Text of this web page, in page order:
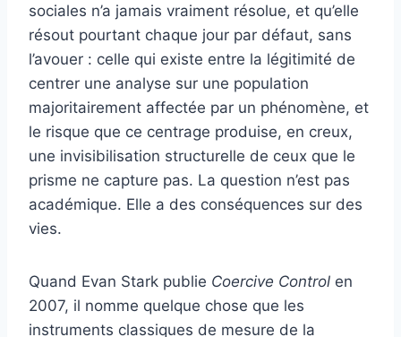
sociales n’a jamais vraiment résolue, et qu’elle
résout pourtant chaque jour par défaut, sans
l’avouer : celle qui existe entre la légitimité de
centrer une analyse sur une population
majoritairement affectée par un phénomène, et
le risque que ce centrage produise, en creux,
une invisibilisation structurelle de ceux que le
prisme ne capture pas. La question n’est pas
académique. Elle a des conséquences sur des
vies.
Quand Evan Stark publie Coercive Control en
2007, il nomme quelque chose que les
instruments classiques de mesure de la